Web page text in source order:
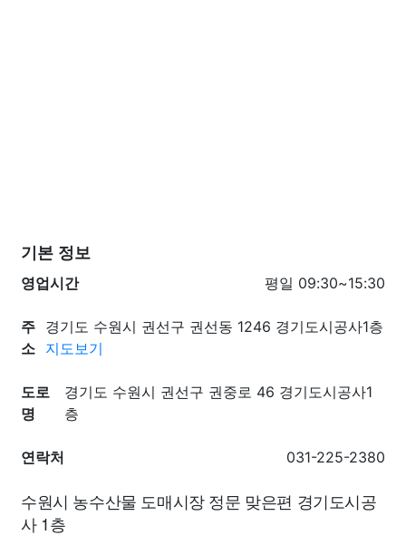
기본 정보
영업시간
평일 09:30~15:30
주
소
경기도 수원시 권선구 권선동 1246 경기도시공사1층
지도보기
도로
명
경기도 수원시 권선구 권중로 46 경기도시공사1
층
연락처 031-225-2380
수원시 농수산물 도매시장 정문 맞은편 경기도시공
사 1층